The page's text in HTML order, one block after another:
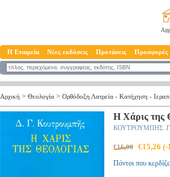
Η Εταιρεία Νέες εκδόσεις Προτάσεις Προσφορές
Αρχική > Θεολογία > Ορθόδοξη Λατρεία - Κατήχηση -
Η Χάρις της
ΚΟΥΤΡΟΥΜΠΗΣ
€16,96 €15,26
Πόντοι που